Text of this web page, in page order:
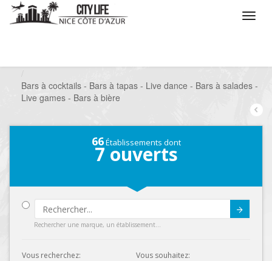
Bars à cocktails - Bars à tapas - Live dance - Bars à salades -
Live games - Bars à bière
66Établissements dont
7 ouverts
Rechercher une marque, un établissement...
Vous recherchez:
Vous souhaitez: